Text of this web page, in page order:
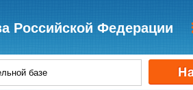
Российской Федерации